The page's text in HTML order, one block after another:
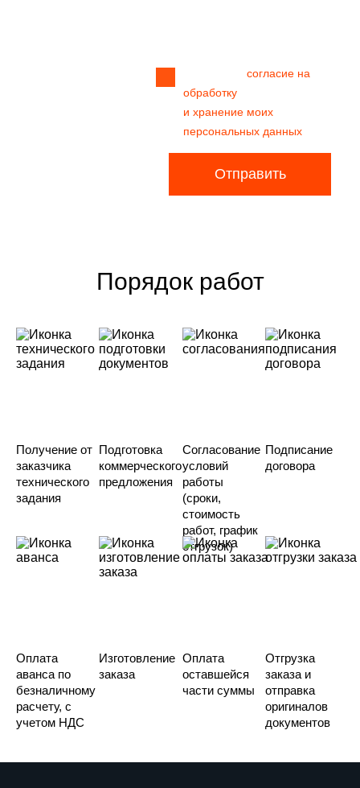
Я даю своёсогласие на
обработку
и хранение моих
персональных данных
Отправить
Порядок работ
Получение от
заказчика
технического
задания
Подготовка
коммерческого
предложения
Согласование
условий
работы
(сроки,
стоимость
работ, график
отгрузок)
Подписание
договора
Оплата
аванса по
безналичному
расчету, с
учетом НДС
Изготовление
заказа
Оплата
оставшейся
части суммы
Отгрузка
заказа и
отправка
оригиналов
документов